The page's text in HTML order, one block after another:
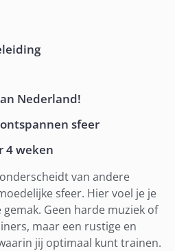
Nederland!
sfeer
4 weken
van andere
sfeer. Hier voel je je
Geen harde muziek of
maar een rustige en
jij optimaal kunt trainen.